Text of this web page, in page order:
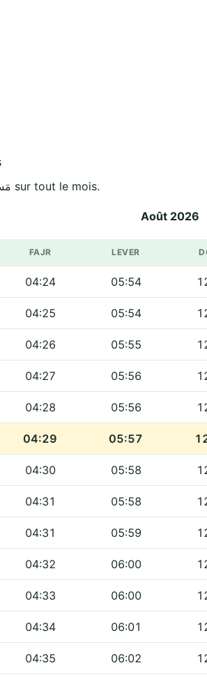
Horaires officiels de مَسْجِدْ أَلصَحْوَةُ أَلإِسْلاميَّة sur tout le mois.
Août 2026
FAJR LEVER
04:24 05:54
04:25 05:54
04:26 05:55
04:27 05:56
04:28 05:56
04:29 05:57
04:30 05:58
04:31 05:58
04:31 05:59
04:32 06:00
04:33 06:00
04:34 06:01
04:35 06:02